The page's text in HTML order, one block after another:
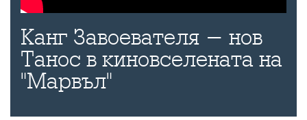
Канг Завоевателя - нов
Танос в киновселената на
"Марвъл"